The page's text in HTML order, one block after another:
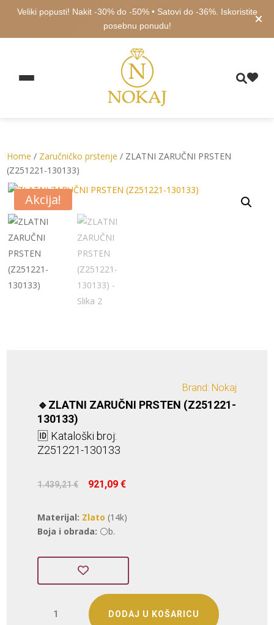
Veliki popusti! Nakit -30% do -50% • Satovi do -36%. Iskoristite
posebnu ponudu!
Home / Zaručničko prstenje / ZLATNI ZARUČNI PRSTEN
(Z251221-130133)
Akcija!
Brand: Nokaj
🔹ZLATNI ZARUČNI PRSTEN (Z251221-
130133)
🆔 Kataloški broj:
Z251221-130133
1.439,21€ Izvorna
cijena
bila
je:
1.439,21 €.
921,09€
Materijal: Zlato (14k)
Boja i obrada: ⚪b.
ZARUČNI
DODAJ U KOŠARICU